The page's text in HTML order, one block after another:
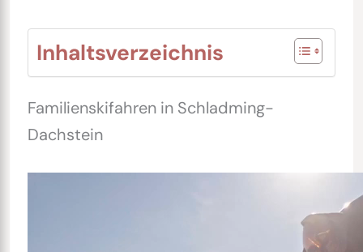
Inhaltsverzeichnis
Familienskifahren in Schladming-
Dachstein